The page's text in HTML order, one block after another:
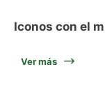
Iconos con el
Ver más